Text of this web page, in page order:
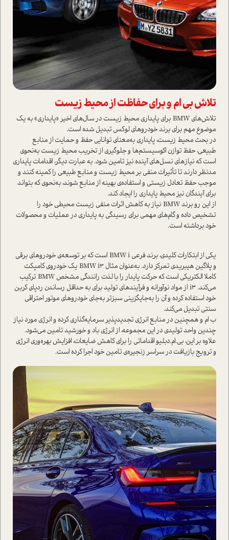
تلاش بی ام و برای حفاظت از محیط زیست
تلاش‌های BMW برای پایداری محیط زیست در سال‌های اخیر «پایداری» به یک
موضوع مهم برای برند خودروهای لوکس تبدیل شده ا‌ست.
در بحث محیط زیست، پایداری به‌معنای توانایی حفظ و حمایت از منابع
طبیعی، حفظ توازن اکوسیستم‌ها و جلوگیری از تخریب محیط زیست به‌نحوی
ا‌ست که نیاز‌های نسل‌های آینده نیز تامین شود. به عبارت دیگر، اقدامات پایداری
مد‌نظر دارند تا تأثیرات منفی بر محیط زیست و منابع طبیعی را کمینه کنند و
موجب حفظ تعادل زیستی و ا‌ستفاده‌ی بهینه از منابع شوند، به‌نحوی که بتواند
برای آیندگان نیز محیط پایداری را ایجاد کند.
از این رو برند BMW نیاز به کاهش اثرات منفی زیست محیطی خود را
تشخیص داده و گام‌های مهمی برای رسیدگی به پایداری در عملیات و محصولات
خود برداشته ا‌ست.
یکی از ابتکارات کلیدی، برند فرعی BMW i ا‌ست که بر توسعه‌ی خودروهای برقی
و پلاگین هیبریدی تمرکز دارد. به‌عنوان مثال BMW i3 یک خودروی کامپکت
کاملا الکتریکی ا‌ست که حرکت پایدار را با لذت رانندگی مشخص BMW ترکیب
می‌کند. i3 از مواد نوآورانه و فرآیندهای تولید برای به حداقل رساندن ردپای کربن
خود ا‌ستفاده کرده و آن را به‌جایگزینی سبزتر به‌جای خودروهای موتور احتراقی
سنتی تبدیل می‌کند.
ب ام و همچنین در منابع انرژی تجدیدپذیر سرمایه‌گذاری کرده و انرژی مورد نیاز
چندین واحد تولیدی در این مجموعه، از انرژی باد و خورشید تامین می‌شود.
علاوه بر این، بی.‌ام.دبلیو اقداماتی را برای کاهش ضایعات، افزایش بهره‌وری انرژی
و ترویج بازیافت در سراسر زنجیره‌ی تامین خود اجرا کرده ا‌ست.